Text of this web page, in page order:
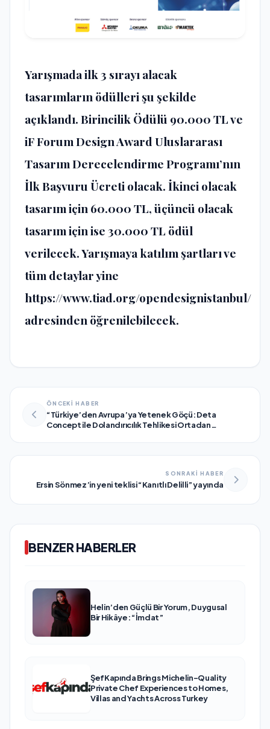
Yarışmada ilk 3 sırayı alacak
tasarımların ödülleri şu şekilde
açıklandı. Birincilik Ödülü 90.000 TL ve
iF Forum Design Award Uluslararası
Tasarım Derecelendirme Programı’nın
İlk Başvuru Ücreti olacak. İkinci olacak
tasarım için 60.000 TL, üçüncü olacak
tasarım için ise 30.000 TL ödül
verilecek. Yarışmaya katılım şartları ve
tüm detaylar yine
https://www.tiad.org/opendesignistanbul/
adresinden öğrenilebilecek.
ÖNCEKİ HABER
“Türkiye’den Avrupa’ya Yetenek Göçü: Deta
Concept ile Dolandırıcılık Tehlikesi Ortadan
SONRAKİ HABER
Ersin Sönmez’in yeni teklisi “Kanıtlı Delilli” yayında
BENZER HABERLER
Helin’den Güçlü Bir Yorum, Duygusal
Bir Hikâye: “İmdat”
ŞefKapında Brings Michelin-Quality
Private Chef Experiences to Homes,
Villas and Yachts Across Turkey